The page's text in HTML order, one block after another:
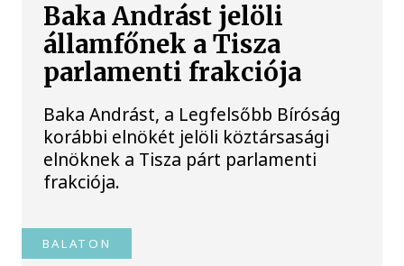
Baka Andrást jelöli
államfőnek a Tisza
parlamenti frakciója
Baka Andrást, a Legfelsőbb Bíróság
korábbi elnökét jelöli köztársasági
elnöknek a Tisza párt parlamenti
frakciója.
BALATON